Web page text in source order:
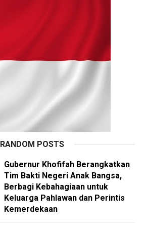
RANDOM POSTS
Gubernur Khofifah Berangkatkan
Tim Bakti Negeri Anak Bangsa,
Berbagi Kebahagiaan untuk
Keluarga Pahlawan dan Perintis
Kemerdekaan